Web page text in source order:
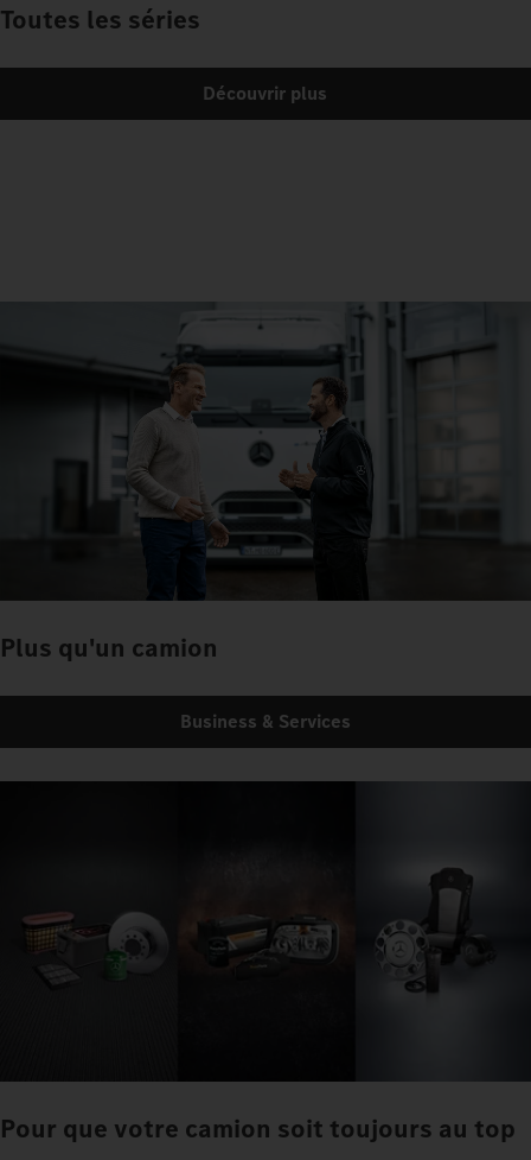
Toutes les séries
Découvrir plus
Plus qu'un camion
Business & Services
Pour que votre camion soit toujours au top